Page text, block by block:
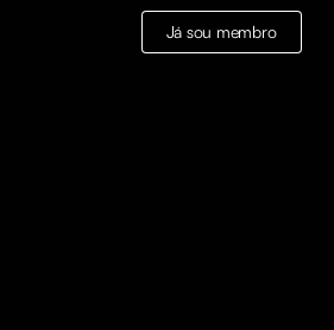
Já sou membro